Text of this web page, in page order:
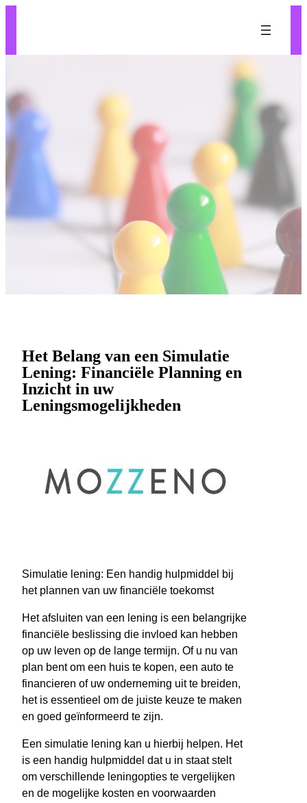
Het Belang van een Simulatie
Lening: Financiële Planning en
Inzicht in uw
Leningsmogelijkheden
Simulatie lening: Een handig hulpmiddel bij
het plannen van uw financiële toekomst
Het afsluiten van een lening is een belangrijke
financiële beslissing die invloed kan hebben
op uw leven op de lange termijn. Of u nu van
plan bent om een huis te kopen, een auto te
financieren of uw onderneming uit te breiden,
het is essentieel om de juiste keuze te maken
en goed geïnformeerd te zijn.
Een simulatie lening kan u hierbij helpen. Het
is een handig hulpmiddel dat u in staat stelt
om verschillende leningopties te vergelijken
en de mogelijke kosten en voorwaarden